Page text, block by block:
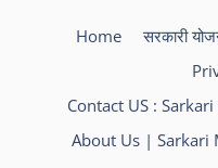
Home सरकारी
Contact US : Sarkari
About Us | Sarkari